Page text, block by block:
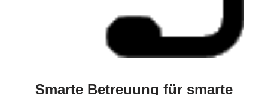
Smarte Betreuung für smarte